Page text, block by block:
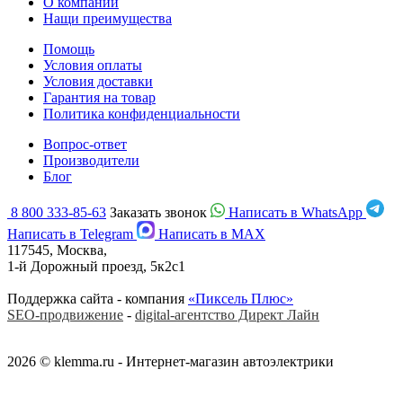
Нащи преимущества
Помощь
Условия оплаты
Условия доставки
Гарантия на товар
Политика конфиденциальности
Вопрос-ответ
Производители
Блог
8 800 333-85-63 Заказать звонок
Написать в WhatsApp
Написать в Telegram
Написать в MAX
117545, Москва,
1-й Дорожный проезд, 5к2с1
Поддержка сайта - компания «Пиксель Плюс»
SEO-продвижение - digital-агентство Директ Лайн
2026 © klemma.ru - Интернет-магазин автоэлектрики